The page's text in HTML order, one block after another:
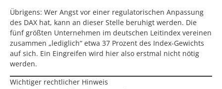
Übrigens: Wer Angst vor einer regulatorischen Anpassung
des DAX hat, kann an dieser Stelle beruhigt werden. Die
fünf größten Unternehmen im deutschen Leitindex vereinen
zusammen „lediglich“ etwa 37 Prozent des Index-Gewichts
auf sich. Ein Eingreifen wird hier also erstmal nicht nötig
werden.
Wichtiger rechtlicher Hinweis